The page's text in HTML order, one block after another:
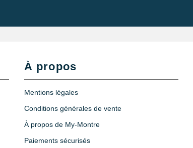
À propos
Mentions légales
Conditions générales de vente
À propos de My-Montre
Paiements sécurisés